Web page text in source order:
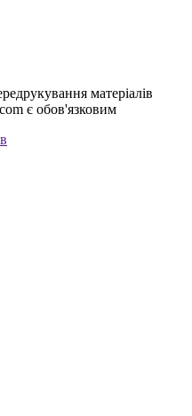
матеріалів
є обов'язковим